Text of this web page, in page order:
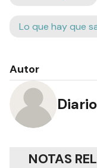
Lo que hay que
Autor
NOTAS